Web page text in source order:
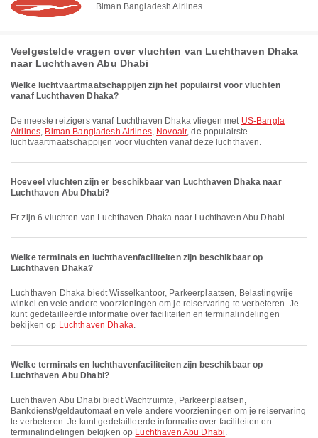
Biman Bangladesh Airlines
Veelgestelde vragen over vluchten van Luchthaven Dhaka
naar Luchthaven Abu Dhabi
Welke luchtvaartmaatschappijen zijn het populairst voor vluchten
vanaf Luchthaven Dhaka?
De meeste reizigers vanaf Luchthaven Dhaka vliegen met US-Bangla
Airlines, Biman Bangladesh Airlines, Novoair, de populairste
luchtvaartmaatschappijen voor vluchten vanaf deze luchthaven.
Hoeveel vluchten zijn er beschikbaar van Luchthaven Dhaka naar
Luchthaven Abu Dhabi?
Er zijn 6 vluchten van Luchthaven Dhaka naar Luchthaven Abu Dhabi.
Welke terminals en luchthavenfaciliteiten zijn beschikbaar op
Luchthaven Dhaka?
Luchthaven Dhaka biedt Wisselkantoor, Parkeerplaatsen, Belastingvrije
winkel en vele andere voorzieningen om je reiservaring te verbeteren. Je
kunt gedetailleerde informatie over faciliteiten en terminalindelingen
bekijken op Luchthaven Dhaka.
Welke terminals en luchthavenfaciliteiten zijn beschikbaar op
Luchthaven Abu Dhabi?
Luchthaven Abu Dhabi biedt Wachtruimte, Parkeerplaatsen,
Bankdienst/geldautomaat en vele andere voorzieningen om je reiservaring
te verbeteren. Je kunt gedetailleerde informatie over faciliteiten en
terminalindelingen bekijken op Luchthaven Abu Dhabi.